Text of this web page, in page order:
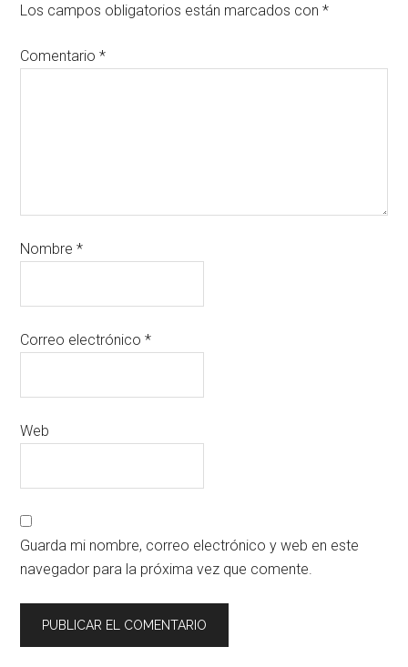
Los campos obligatorios están marcados con*
Comentario*
Nombre*
Correo electrónico*
Web
Guarda mi nombre, correo electrónico y web en este
navegador para la próxima vez que comente.